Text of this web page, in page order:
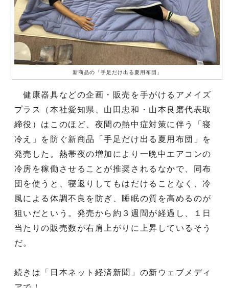
新商品の「手足だけ出る夏用布団」
健康器具などの企画・販売を手がけるアメイズ
プラス（本社愛知県、山田忠和・山本良磨代表取
締役）はこのほど、夜間の熱中症対策に伴う「寝
冷え」を防ぐ新商品「手足だけ出る夏用布団」を
発売した。熱帯夜の増加により一晩中エアコンの
冷房を稼働させることが推奨されるなかで、同布
団を使うと、寝返りしてもはだけることなく、冷
風による体調不良を防ぎ、睡眠の質を高めるのが
狙いだという。発売から約３週間が経過し、１日
当たりの販売数が右肩上がりに上昇しているそう
だ。
続きは「日本ネット経済新聞」の新ウェブメディ